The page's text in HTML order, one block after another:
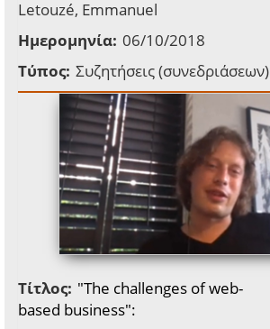
Letouzé, Emmanuel
Ημερομηνία: 06/10/2018
Τύπος: Συζητήσεις (συνεδριάσεων)
Τίτλος: "The challenges of web-
based business":